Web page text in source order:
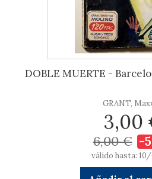
DOBLE MUERTE -
GRANT,
3,00
6,00 € -
válido hasta: